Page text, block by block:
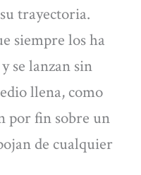
trayectoria.
siempre los ha
se lanzan sin
llena, como
por fin sobre un
de cualquier